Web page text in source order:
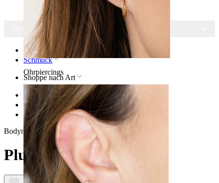
Ohrpiercings
-15% AUF ALLEN SCHMUCK
Startseite
Schmuck
Shoppe nach Art
Stretching
Plugs & Tunnels
Plug aus Snakewood
Bodymod Trend
Plug aus Snakewood